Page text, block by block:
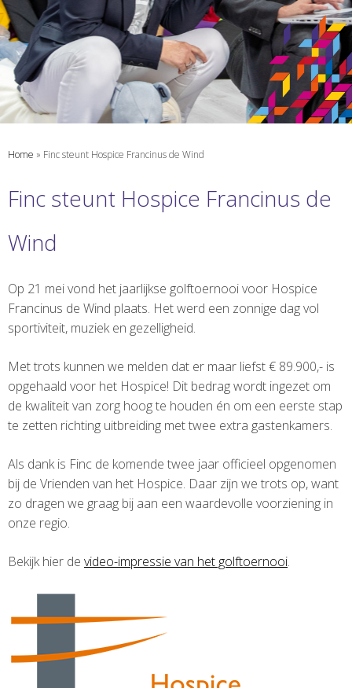
Home » Finc steunt Hospice Francinus de Wind
Finc steunt Hospice Francinus de
Wind
Op 21 mei vond het jaarlijkse golftoernooi voor Hospice
Francinus de Wind plaats. Het werd een zonnige dag vol
sportiviteit, muziek en gezelligheid.
Met trots kunnen we melden dat er maar liefst € 89.900,- is
opgehaald voor het Hospice! Dit bedrag wordt ingezet om
de kwaliteit van zorg hoog te houden én om een eerste stap
te zetten richting uitbreiding met twee extra gastenkamers.
Als dank is Finc de komende twee jaar officieel opgenomen
bij de Vrienden van het Hospice. Daar zijn we trots op, want
zo dragen we graag bij aan een waardevolle voorziening in
onze regio.
Bekijk hier de video-impressie van het golftoernooi.